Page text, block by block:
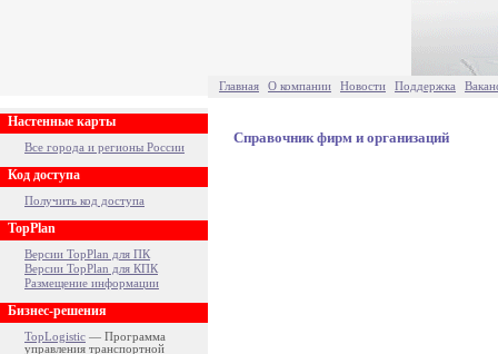
Главная О компании Новости Поддержка
Настенные карты
Все города и регионы России
Код доступа
Получить код доступа
TopPlan
Версии TopPlan для ПК
Версии TopPlan для КПК
Размещение информации
Бизнес-решения
TopLogistic — Программа
управления транспортной
Справочник фирм и организаций